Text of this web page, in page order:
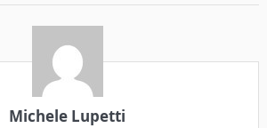
Michele Lupetti